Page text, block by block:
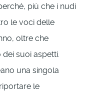
più che i nudi
le voci delle
oltre che
suoi aspetti.
una singola
le